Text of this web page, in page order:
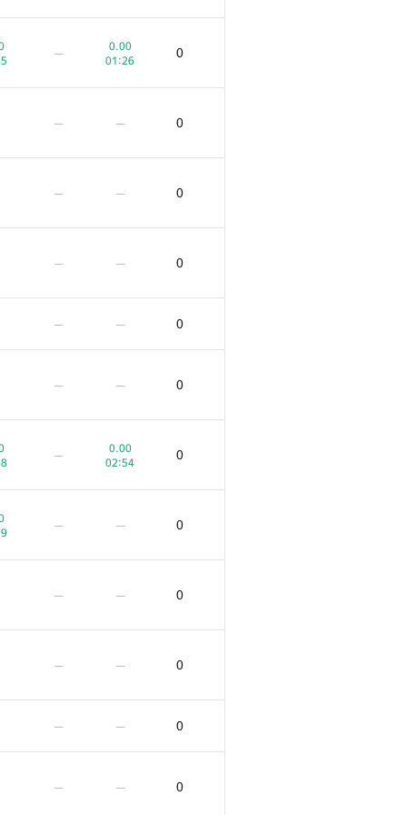
—
0.00
01:26
0
— — 0
— — 0
— — 0
— — 0
— — 0
—
0.00
02:54
0
— — 0
— — 0
— — 0
— — 0
— — 0